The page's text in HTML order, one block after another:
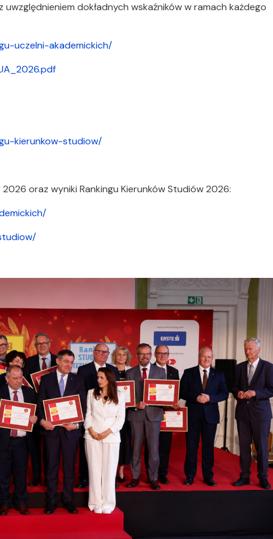
uwzględnieniem dokładnych wskaźników w ramach każdego
uczelni-akademickich/
kierunkow-studiow/
oraz wyniki Rankingu Kierunków Studiów 2026: